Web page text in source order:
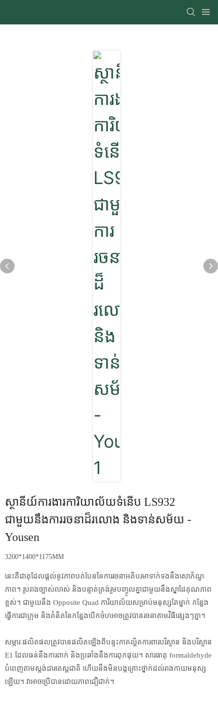
ស្ថានីយ៍ការងារការិយាល័យទំនើប LS932
ជាមួយនឹងការរចនាដ៏រលោង និងទាន់សម័យ -
Yousen
3200*1400*1175MM
នេះគឺជាតុដែលផ្តល់នូវភាពបត់បែននៃការរចនាអតិបរមាទាក់ទងនឹងសោភ័ណ្ឌ
ភាព។ រូបរាងច្បាស់លាស់ និងបន្ទាត់ត្រង់រួមបញ្ចូលគ្នាជាមួយនឹងស្នាដៃគុណភាព
ខ្ពស់។ ជាមួយនឹង Opposite Quad ការិយាល័យសម្រាប់មនុស្សតែម្នាក់ កន្លែង
ធ្វើការជាក្រុម និងគំនិតនៃកន្លែងបើកចំហអាចត្រូវបានរចនាតាមវិធីផ្សេងៗគ្នា។
សម្ភារៈផលិតផលត្រូវបានផលិតឡើងពីបន្ទះភាគល្អិតការពារបរិស្ថាន និងបរិស្ថាន
E1 ដែលធន់នឹងការពាក់ និងប្រឆាំងនឹងការពុកផុយ។ សារធាតុ formaldehyde
បំពេញតាមស្តង់ដារតេស្តជាតិ ហើយនឹងមិនបង្កគ្រោះថ្នាក់ដល់រាងកាយមនុស្ស
ឡើយ។ វាអាចប្រើបានដោយភាពជឿជាក់។